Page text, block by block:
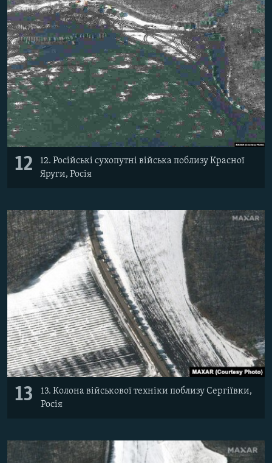
12
12. Російські сухопутні війська поблизу Красної
Яруги, Росія
13
13. Колона військової техніки поблизу Сергіївки,
Росія